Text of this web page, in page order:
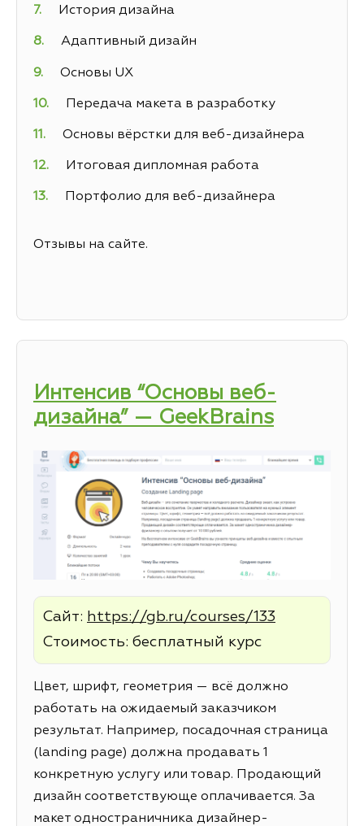
История дизайна
Адаптивный дизайн
Основы UX
Передача макета в разработку
Основы вёрстки для веб-дизайнера
Итоговая дипломная работа
Портфолио для веб-дизайнера
Отзывы на сайте.
Интенсив “Основы веб-
дизайна” — GeekBrains
Сайт: https://gb.ru/courses/133
Стоимость: бесплатный курс
Цвет, шрифт, геометрия — всё должно
работать на ожидаемый заказчиком
результат. Например, посадочная страница
(landing page) должна продавать 1
конкретную услугу или товар. Продающий
дизайн соответствующе оплачивается. За
макет одностраничника дизайнер-